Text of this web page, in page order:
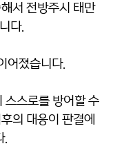
서 전방주시 태만
다.
어졌습니다.
스스로를 방어할 수
의 대응이 판결에
.